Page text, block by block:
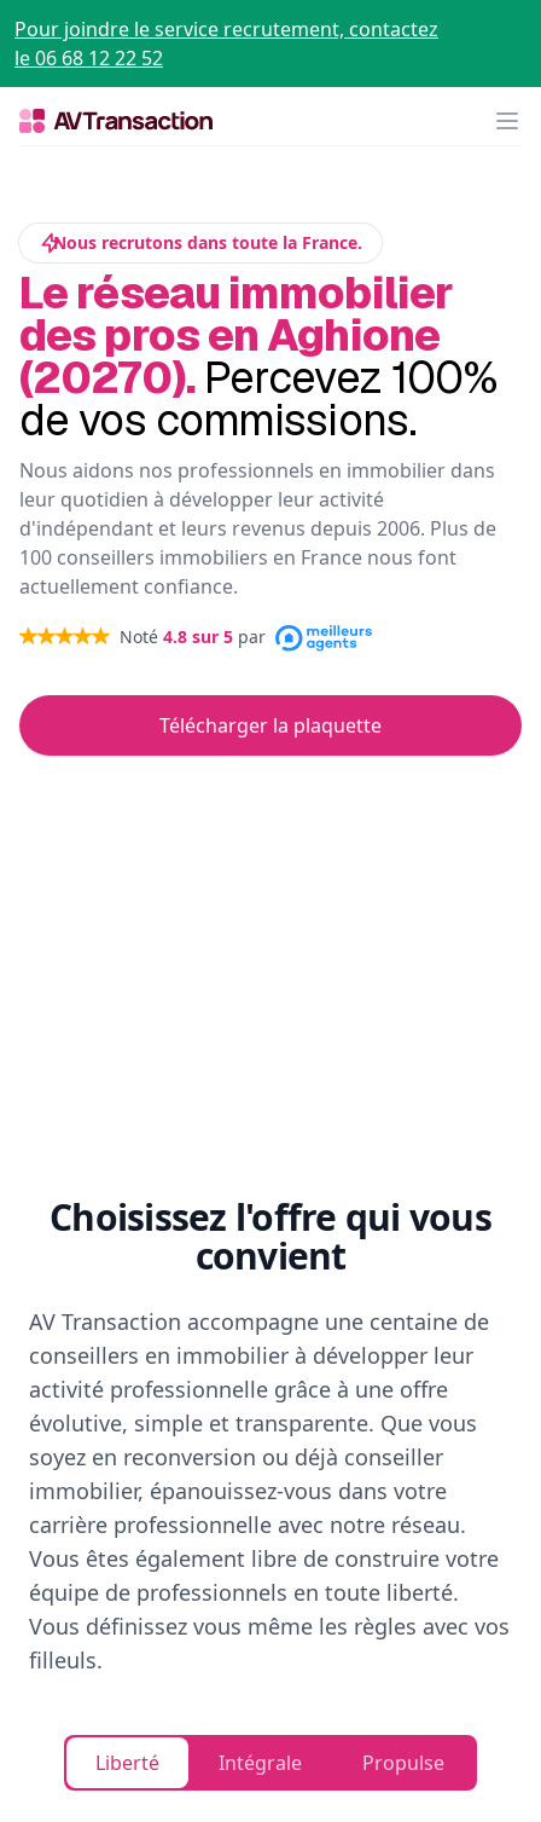
Pour joindre le service recrutement, contactez
le 06 68 12 22 52
Nous recrutons dans toute la France.
Le réseau immobilier
des pros en Aghione
(20270). Percevez 100%
de vos commissions.
Nous aidons nos professionnels en immobilier dans
leur quotidien à développer leur activité
d'indépendant et leurs revenus depuis 2006. Plus de
100 conseillers immobiliers en France nous font
actuellement confiance.
Noté 4.8 sur 5 par
Télécharger la plaquette
Choisissez l'offre qui vous
convient
AV Transaction accompagne une centaine de
conseillers en immobilier à développer leur
activité professionnelle grâce à une offre
évolutive, simple et transparente. Que vous
soyez en reconversion ou déjà conseiller
immobilier, épanouissez-vous dans votre
carrière professionnelle avec notre réseau.
Vous êtes également libre de construire votre
équipe de professionnels en toute liberté.
Vous définissez vous même les règles avec vos
filleuls.
Liberté Intégrale Propulse